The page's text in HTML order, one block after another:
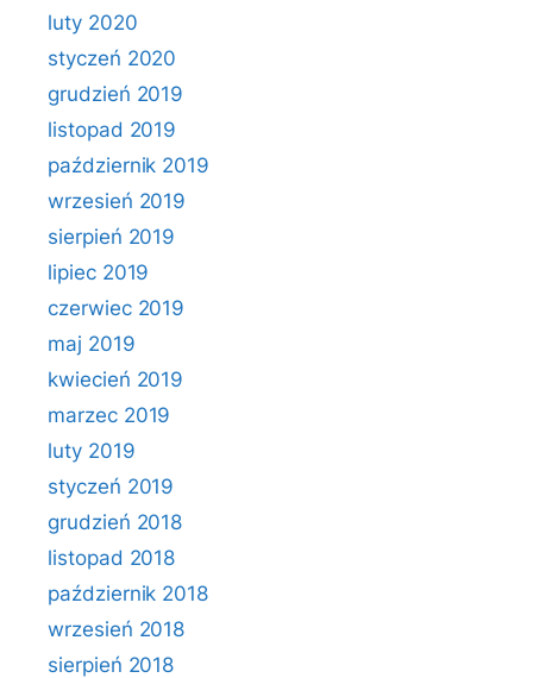
luty 2020
styczeń 2020
grudzień 2019
listopad 2019
październik 2019
wrzesień 2019
sierpień 2019
lipiec 2019
czerwiec 2019
maj 2019
kwiecień 2019
marzec 2019
luty 2019
styczeń 2019
grudzień 2018
listopad 2018
październik 2018
wrzesień 2018
sierpień 2018